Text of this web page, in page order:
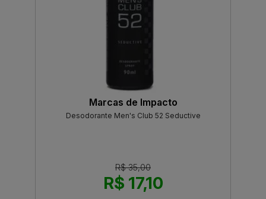
Marcas de Impacto
Desodorante Men's Club 52 Seductive
R$ 35,00
R$ 17,10